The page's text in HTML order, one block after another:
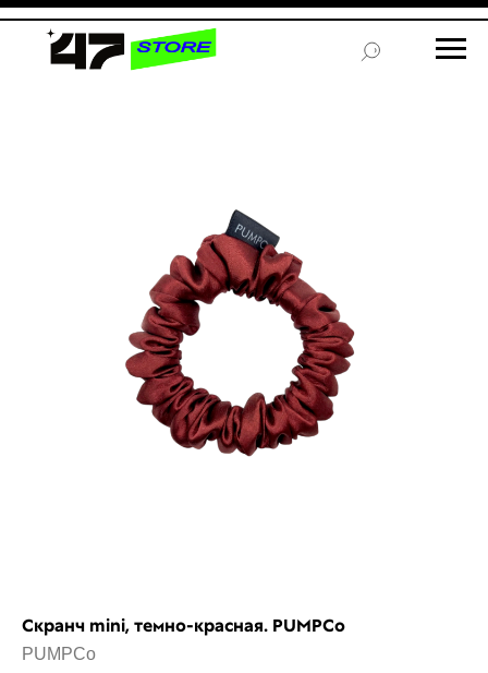
Скранч mini, темно-красная. PUMPCo
PUMPCo